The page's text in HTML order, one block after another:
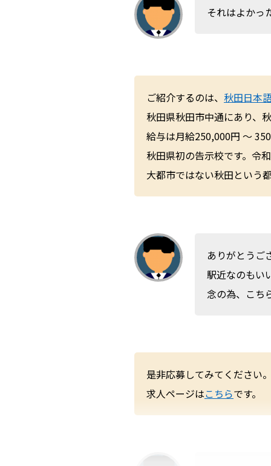
それはよかっ
ご紹介するのは、 秋田日本
秋田県秋田市中通にあり、
給与は月給250,000円 〜
秋田県初の告示校です。令
大都市ではない秋田という
ありがとうご
駅近なのもい
念の為、こち
是非応募してみてください
求人ページはこちらです。